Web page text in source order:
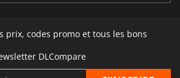
prix, codes promo et tous les bons
DLCompare